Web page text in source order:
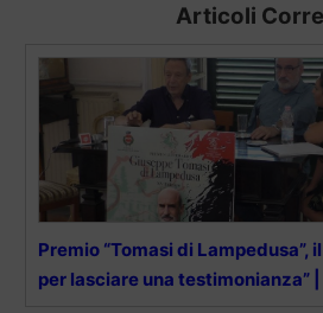
Articoli
Premio “Tomasi di Lampedusa”,
per lasciare una testimonianza”